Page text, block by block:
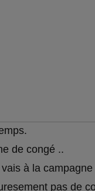
de congé ..
à la campagne
pas de